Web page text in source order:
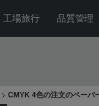
工場旅行 品質管理
CMYK 4色の注文のペーパ